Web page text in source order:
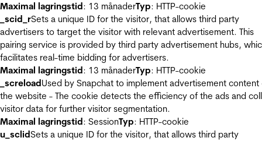
Maximal lagringstid: 13 månaderTyp: HTTP-cookie
_scid_rSets a unique ID for the visitor, that allows third party
advertisers to target the visitor with relevant advertisement. This
pairing service is provided by third party advertisement hubs,
facilitates real-time bidding for advertisers.
Maximal lagringstid: 13 månaderTyp: HTTP-cookie
_screloadUsed by Snapchat to implement advertisement content
the website - The cookie detects the efficiency of the ads and
visitor data for further visitor segmentation.
Maximal lagringstid: SessionTyp: HTTP-cookie
u_sclidSets a unique ID for the visitor, that allows third party